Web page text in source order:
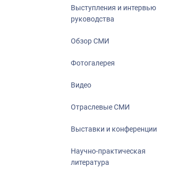
Выступления и интервью
руководства
Обзор СМИ
Фотогалерея
Видео
Отраслевые СМИ
Выставки и конференции
Научно-практическая
литература